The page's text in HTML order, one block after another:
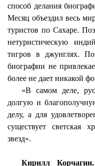
способ делания
Месяц объездил весь
туристов по Сахаре.
нетуристическую
тигров в джунглях.
биографии не
более не дает никакой
«В самом деле,
долгую и
делу, а для
существует светская
звезд».
Кирилл Корчагин.